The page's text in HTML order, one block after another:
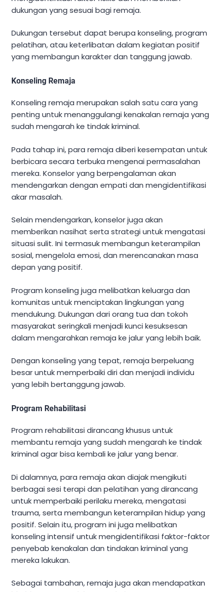
dukungan yang sesuai bagi remaja.
Dukungan tersebut dapat berupa konseling, program
pelatihan, atau keterlibatan dalam kegiatan positif
yang membangun karakter dan tanggung jawab.
Konseling Remaja
Konseling remaja merupakan salah satu cara yang
penting untuk menanggulangi kenakalan remaja yang
sudah mengarah ke tindak kriminal.
Pada tahap ini, para remaja diberi kesempatan untuk
berbicara secara terbuka mengenai permasalahan
mereka. Konselor yang berpengalaman akan
mendengarkan dengan empati dan mengidentifikasi
akar masalah.
Selain mendengarkan, konselor juga akan
memberikan nasihat serta strategi untuk mengatasi
situasi sulit. Ini termasuk membangun keterampilan
sosial, mengelola emosi, dan merencanakan masa
depan yang positif.
Program konseling juga melibatkan keluarga dan
komunitas untuk menciptakan lingkungan yang
mendukung. Dukungan dari orang tua dan tokoh
masyarakat seringkali menjadi kunci kesuksesan
dalam mengarahkan remaja ke jalur yang lebih baik.
Dengan konseling yang tepat, remaja berpeluang
besar untuk memperbaiki diri dan menjadi individu
yang lebih bertanggung jawab.
Program Rehabilitasi
Program rehabilitasi dirancang khusus untuk
membantu remaja yang sudah mengarah ke tindak
kriminal agar bisa kembali ke jalur yang benar.
Di dalamnya, para remaja akan diajak mengikuti
berbagai sesi terapi dan pelatihan yang dirancang
untuk memperbaiki perilaku mereka, mengatasi
trauma, serta membangun keterampilan hidup yang
positif. Selain itu, program ini juga melibatkan
konseling intensif untuk mengidentifikasi faktor-faktor
penyebab kenakalan dan tindakan kriminal yang
mereka lakukan.
Sebagai tambahan, remaja juga akan mendapatkan